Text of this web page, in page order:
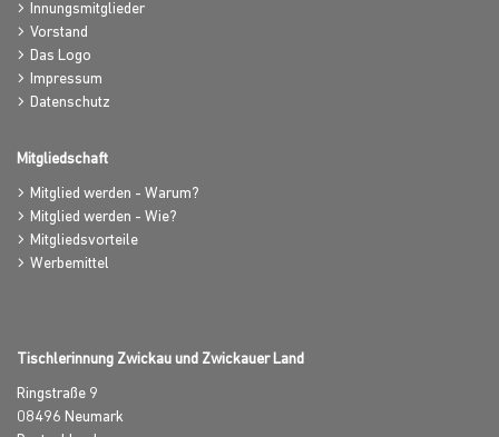
Innungsmitglieder
Vorstand
Das Logo
Impressum
Datenschutz
Mitgliedschaft
Mitglied werden - Warum?
Mitglied werden - Wie?
Mitgliedsvorteile
Werbemittel
Tischlerinnung Zwickau und Zwickauer Land
Ringstraße 9
08496 Neumark